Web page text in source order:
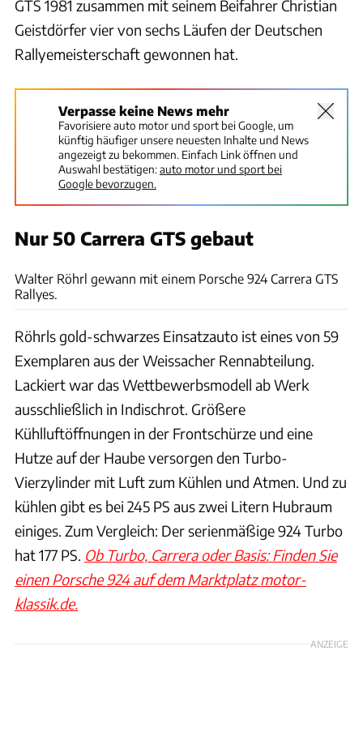
GTS 1981 zusammen mit seinem Beifahrer Christian
Geistdörfer vier von sechs Läufen der Deutschen
Rallyemeisterschaft gewonnen hat.
Verpasse keine News mehr
Favorisiere auto motor und sport bei Google, um
künftig häufiger unsere neuesten Inhalte und News
angezeigt zu bekommen. Einfach Link öffnen und
Auswahl bestätigen:auto motor und sport bei
Google bevorzugen.
Nur 50 Carrera GTS gebaut
Walter Röhrl gewann mit einem Porsche 924 Carrera GTS
Rallyes.
Röhrls gold-schwarzes Einsatzauto ist eines von 59
Exemplaren aus der Weissacher Rennabteilung.
Lackiert war das Wettbewerbsmodell ab Werk
ausschließlich in Indischrot. Größere
Kühlluftöffnungen in der Frontschürze und eine
Hutze auf der Haube versorgen den Turbo-
Vierzylinder mit Luft zum Kühlen und Atmen. Und zu
kühlen gibt es bei 245 PS aus zwei Litern Hubraum
einiges. Zum Vergleich: Der serienmäßige 924 Turbo
hat 177 PS. Ob Turbo, Carrera oder Basis: Finden Sie
einen Porsche 924 auf dem Marktplatz motor-
klassik.de.
ANZEIGE